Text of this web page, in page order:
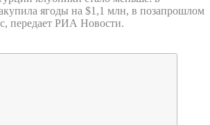
ягоды на $1,1 млн, в позапрошлом
передает РИА Новости.